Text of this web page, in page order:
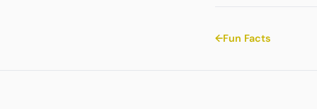
←Fun Facts